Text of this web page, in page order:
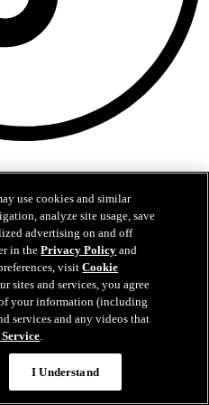
use cookies and similar
analyze site usage, save
advertising on and off
in thePrivacy Policy and
visitCookie
sites and services, you agree
your information (including
services and any videos that
.
I Understand